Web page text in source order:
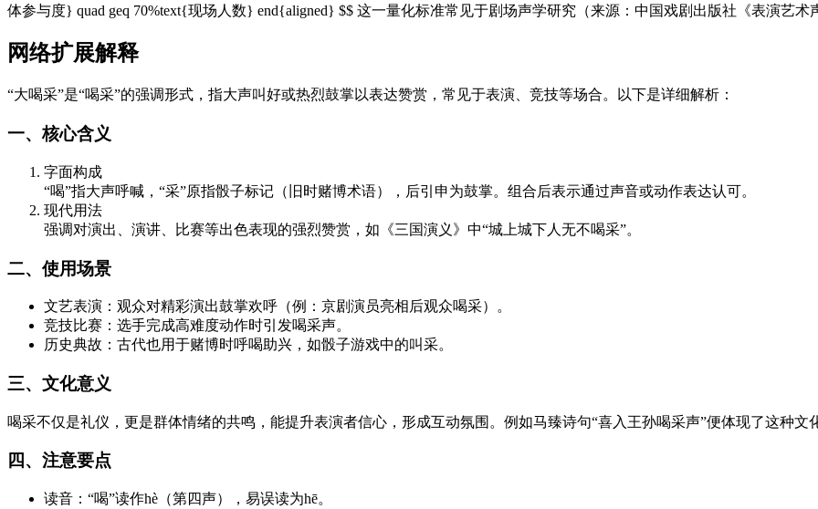
体参与度} quad geq 70%text{现场人数} end{aligned} $$ 这一量化标准常见于剧场声学研究（来源：中国戏剧出版社《表演艺术
网络扩展解释
“大喝采”是“喝采”的强调形式，指大声叫好或热烈鼓掌以表达赞赏，常见于表演、竞技等场合。以下是详细解析：
一、核心含义
字面构成
“喝”指大声呼喊，“采”原指骰子标记（旧时赌博术语），后引申为鼓掌。组合后表示通过声音或动作表达认可。
现代用法
强调对演出、演讲、比赛等出色表现的强烈赞赏，如《三国演义》中“城上城下人无不喝采”。
二、使用场景
文艺表演：观众对精彩演出鼓掌欢呼（例：京剧演员亮相后观众喝采）。
竞技比赛：选手完成高难度动作时引发喝采声。
历史典故：古代也用于赌博时呼喝助兴，如骰子游戏中的叫采。
三、文化意义
喝采不仅是礼仪，更是群体情绪的共鸣，能提升表演者信心，形成互动氛围。例如马臻诗句“喜入王孙喝采声”便体现了这种文
四、注意要点
读音：“喝”读作hè（第四声），易误读为hē。